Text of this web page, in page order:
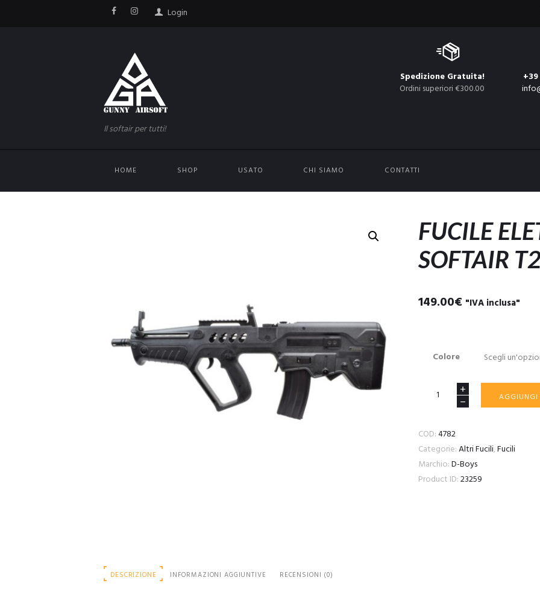
Login
Il softair per tutti!
Spedizione Gratuita!
Ordini superiori €300.00
HOME SHOP USATO CHI SIAMO CONTATTI
FUCILE
SOFTAIR
149.00€ "IVA inclusa"
Colore
FUCILE
T21
NERO
quantità
AGGIUNGI
COD:4782
Categorie:Altri Fucili,Fucili
Marchio:D-Boys
Product ID:23259
DESCRIZIONE INFORMAZIONI AGGIUNTIVE RECENSIONI (0)